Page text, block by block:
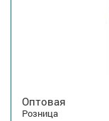
Оптовая
Розница